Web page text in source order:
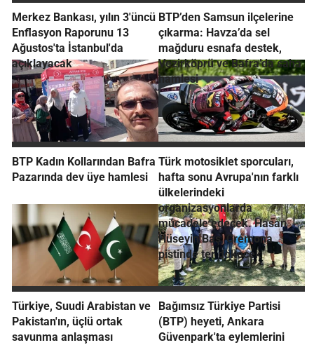
Merkez Bankası, yılın 3'üncü
Enflasyon Raporunu 13
Ağustos'ta İstanbul'da
açıklayacak
BTP’den Samsun ilçelerine
çıkarma: Havza’da sel
mağduru esnafa destek,
Vezirköprü ve Bafra’da saha
hamlesi
BTP Kadın Kollarından Bafra
Pazarında dev üye hamlesi
Türk motosiklet sporcuları,
hafta sonu Avrupa'nın farklı
ülkelerindeki
organizasyonlarda
mücadele edecek. Hasan
Hüseyin Baş, Cremona
pistinde ter dökecek
Türkiye, Suudi Arabistan ve
Pakistan'ın, üçlü ortak
savunma anlaşması
Bağımsız Türkiye Partisi
(BTP) heyeti, Ankara
Güvenpark'ta eylemlerini